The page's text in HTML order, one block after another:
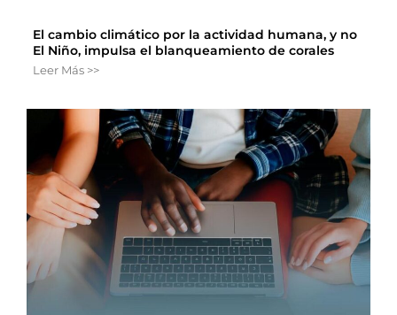
El cambio climático por la actividad humana, y no
El Niño, impulsa el blanqueamiento de corales
Leer Más >>